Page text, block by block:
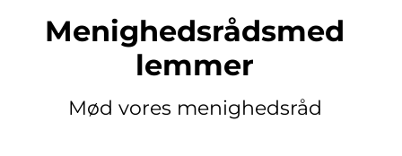
Menighedsrådsmed
lemmer
Mød vores menighedsråd